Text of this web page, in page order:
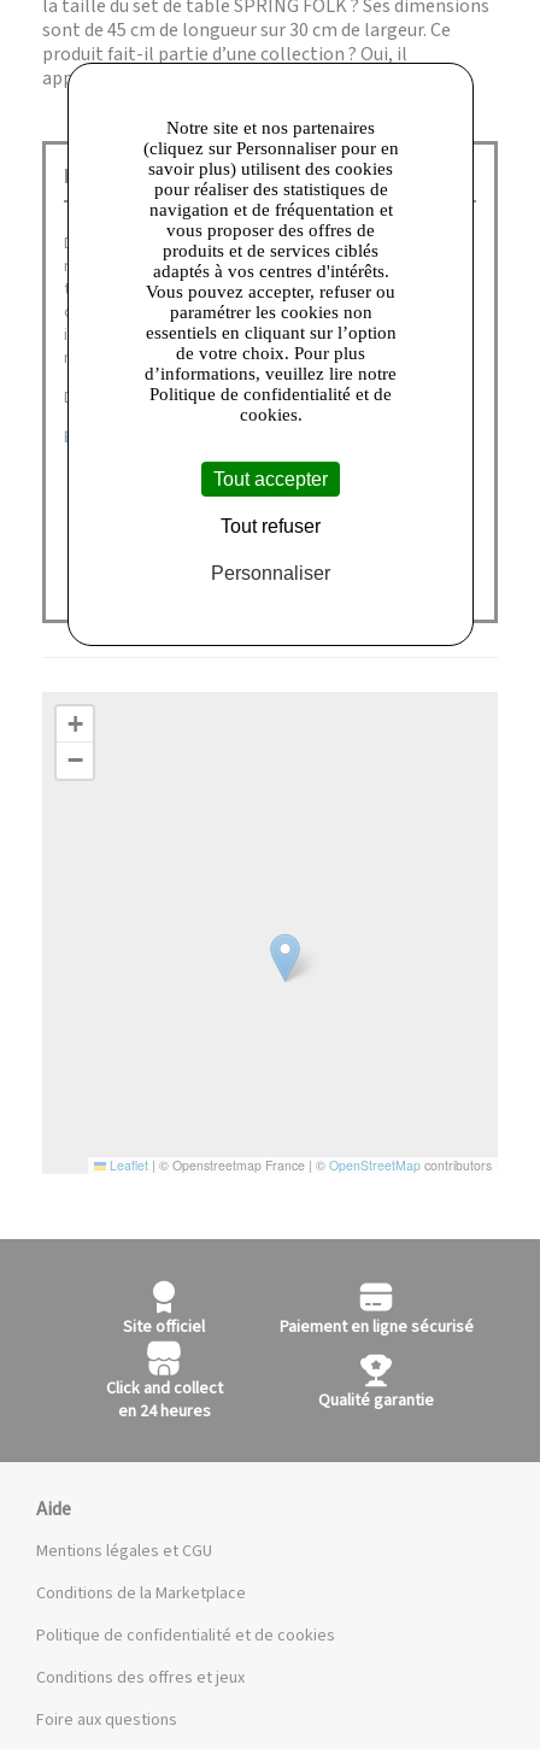
la taille du set de table SPRING FOLK ? Ses dimensions
sont de 45 cm de longueur sur 30 cm de largeur. Ce
produit fait-il partie d’une collection ? Oui, il
appartient à la collection SPRING FOLK.
Du Bonheur dans la Maison Corbeil :
Du Bonheur dans la Maison réunit de nombreuses
marques dans l’univers de la table, permettant de
trouver les ustensiles nécessaires à la cuisine, des
casseroles, des poêles, des couteaux, ainsi que des
idées cadeaux pour faire plaisir, des objets déco pour la
maison et de la porcelaine pour une jolie table.
Découvrez nos marques :
BAUMALU
+
−
Leaflet | © Openstreetmap France | © OpenStreetMap contributors
Site officiel Paiement en ligne sécurisé
Click and collect
en 24 heures
Qualité garantie
Aide
Mentions légales et CGU
Conditions de la Marketplace
Politique de confidentialité et de cookies
Conditions des offres et jeux
Foire aux questions
Notre site et nos partenaires
(cliquez sur Personnaliser pour en
savoir plus) utilisent des cookies
pour réaliser des statistiques de
navigation et de fréquentation et
vous proposer des offres de
produits et de services ciblés
adaptés à vos centres d'intérêts.
Vous pouvez accepter, refuser ou
paramétrer les cookies non
essentiels en cliquant sur l’option
de votre choix. Pour plus
d’informations, veuillez lire notre
Politique de confidentialité et de
cookies.
Tout accepter
Tout refuser
Personnaliser